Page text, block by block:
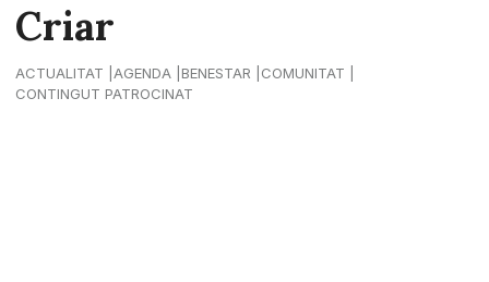
Criar
ACTUALITAT AGENDA BENESTAR
COMUNITAT
CONTINGUT PATROCINAT